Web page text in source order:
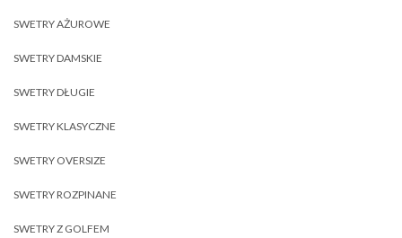
SWETRY AŻUROWE
SWETRY DAMSKIE
SWETRY DŁUGIE
SWETRY KLASYCZNE
SWETRY OVERSIZE
SWETRY ROZPINANE
SWETRY Z GOLFEM